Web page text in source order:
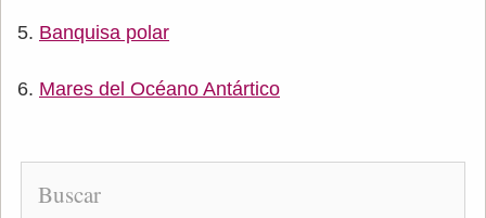
Banquisa polar
Mares del Océano Antártico
Buscar